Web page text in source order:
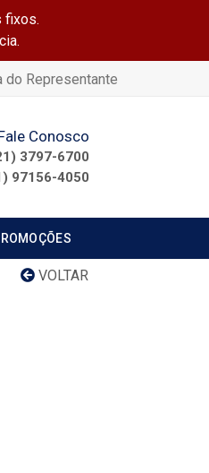
fixos.
do Representante
Conosco
3797-6700
97156-4050
VOLTAR